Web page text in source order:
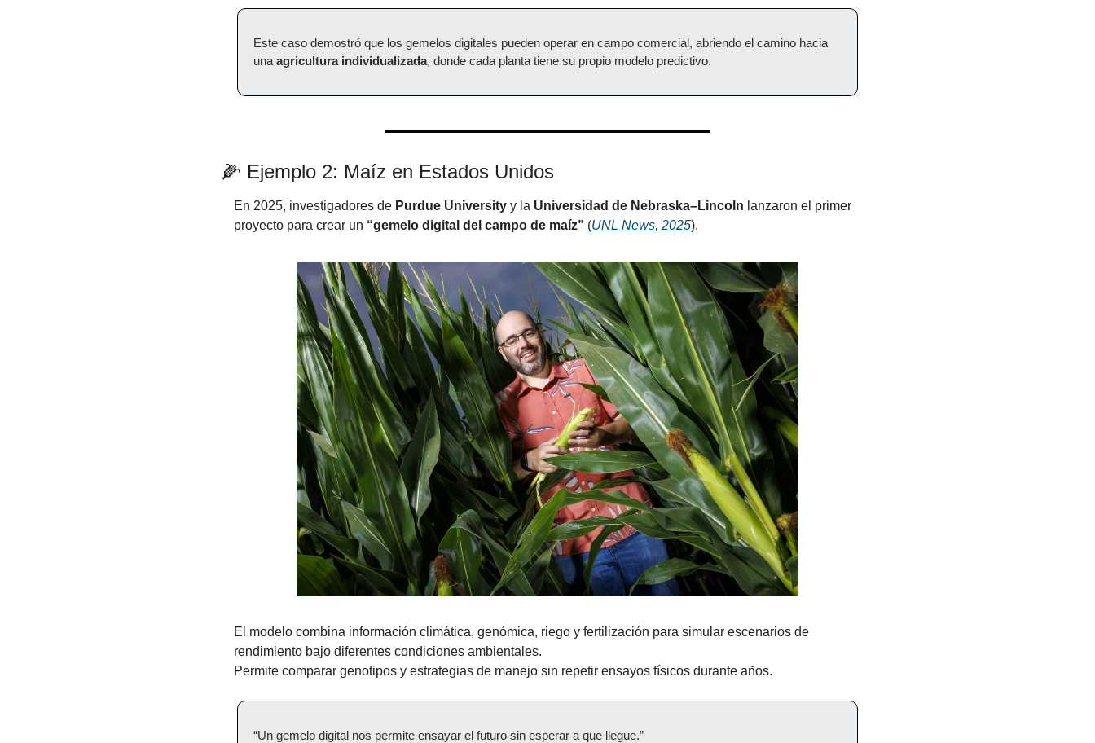
Este caso demostró que los gemelos digitales pueden operar en campo comercial, abriendo el camino hacia
una agricultura individualizada, donde cada planta tiene su propio modelo predictivo.
🌽 Ejemplo 2: Maíz en Estados Unidos
En 2025, investigadores de Purdue University y la Universidad de Nebraska–Lincoln lanzaron el primer
proyecto para crear un “gemelo digital del campo de maíz” (UNL News, 2025).
El modelo combina información climática, genómica, riego y fertilización para simular escenarios de
rendimiento bajo diferentes condiciones ambientales.
Permite comparar genotipos y estrategias de manejo sin repetir ensayos físicos durante años.
“Un gemelo digital nos permite ensayar el futuro sin esperar a que llegue.”